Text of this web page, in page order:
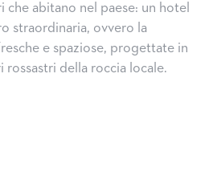
abitano nel paese: un hotel
straordinaria, ovvero la
e spaziose, progettate in
della roccia locale.